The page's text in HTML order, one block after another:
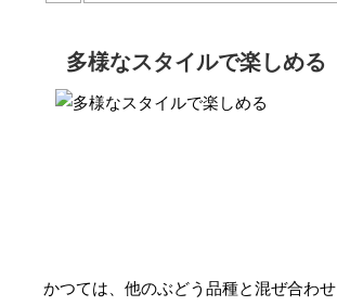
多様なスタイルで楽しめる
かつては、他のぶどう品種と混ぜ合わせ